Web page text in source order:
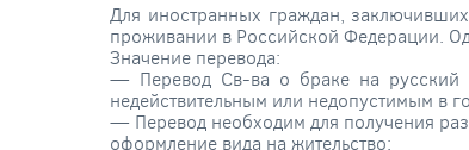
Для иностранных граждан,
проживании в Российской Федерации.
Значение перевода:
— Перевод Св-ва о браке на русский
недействительным или недопустимым в
— Перевод необходим для получения
оформление вида на жительство;